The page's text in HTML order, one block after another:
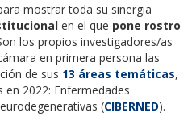
mostrar toda su sinergia
en el que pone rostro
los propios investigadores/as
en primera persona las
de sus 13 áreas temáticas,
2022: Enfermedades
(CIBERNED).